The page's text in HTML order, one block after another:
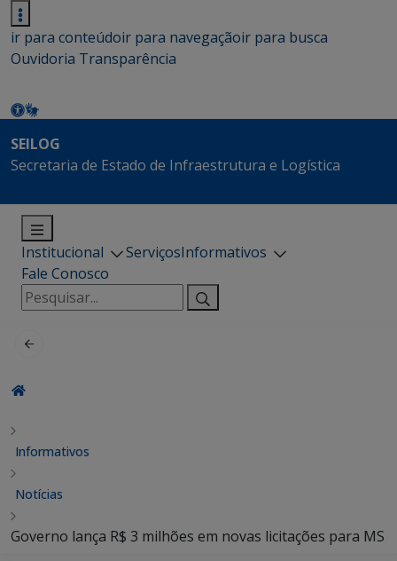
ir para conteúdoir para navegaçãoir para busca
Ouvidoria Transparência
SEILOG
Secretaria de Estado de Infraestrutura e Logística
Institucional ServiçosInformativos
Fale Conosco
Pesquisar
por:
Informativos
Notícias
Governo lança R$ 3 milhões em novas licitações para MS